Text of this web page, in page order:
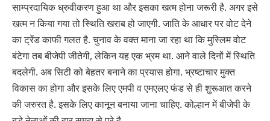
साम्प्रदायिक ध्रुवीकरण हुआ था और इसका खत्म होना जरूरी है. अगर इसे
खत्म न किया गया तो स्थिति खराब हो जाएगी. जाति के आधार पर वोट देने
का ट्रेंड काफी गलत है. चुनाव के वक्त माना जा रहा था कि मुस्लिम वोट
बंटेगा तब बीजेपी जीतेगी, लेकिन यह एक भ्रम था. आने वाले दिनों में स्थिति
बदलेगी. अब सिटी को बेहतर बनाने का प्रयास होगा. भ्रष्टाचार मुक्त
विकास का होगा और इसके लिए एमपी व एमएलए फंड से ही शुरूआत करने
की जरुरत है. इसके लिए कानून बनाया जाना चाहिए. कोल्हान में बीजेपी के